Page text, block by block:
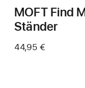
MOFT Find
Ständer
44,95 €